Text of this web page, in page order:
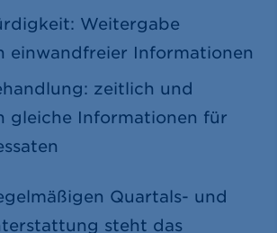
Weitergabe
einwandfreier Informationen
zeitlich und
gleiche Informationen für
Quartals- und
steht das